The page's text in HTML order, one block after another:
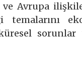
ve Avrupa
temalarını
sorunlar